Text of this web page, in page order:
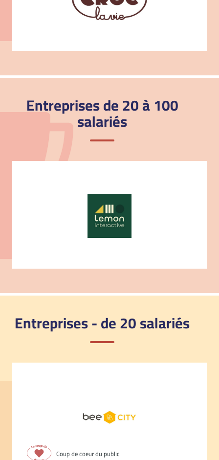
Entreprises de 20 à 100
salariés
Entreprises - de 20 salariés
Coup de coeur du public